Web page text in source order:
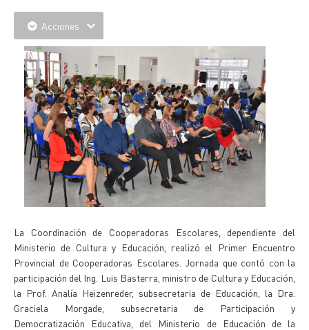
Acciones
La Coordinación de Cooperadoras Escolares, dependiente del
Ministerio de Cultura y Educación, realizó el Primer Encuentro
Provincial de Cooperadoras Escolares. Jornada que contó con la
participación del Ing. Luis Basterra, ministro de Cultura y Educación,
la Prof. Analía Heizenreder, subsecretaria de Educación, la Dra.
Graciela Morgade, subsecretaria de Participación y
Democratización Educativa, del Ministerio de Educación de la